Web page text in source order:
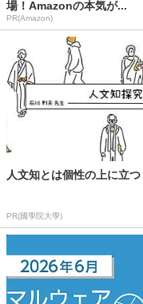
場！Amazonの本気が...
PR(Amazon)
人文知とは個性の上に立つ
PR(國學院大學)